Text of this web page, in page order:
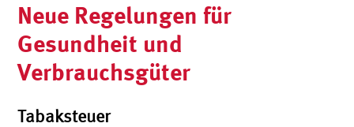
Neue Regelungen für
Gesundheit und
Verbrauchsgüter
Tabaksteuer